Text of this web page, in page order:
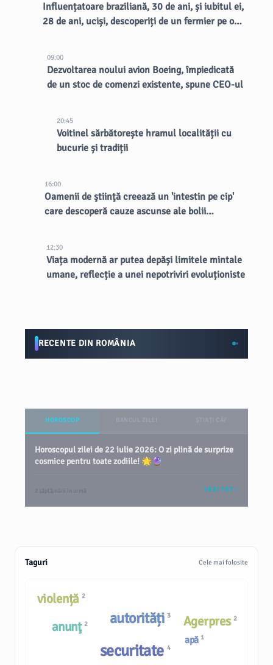
Influențatoare braziliană, 30 de ani, și iubitul ei,
28 de ani, uciși, descoperiți de un fermier pe o
09:00
Dezvoltarea noului avion Boeing, împiedicată
de un stoc de comenzi existente, spune CEO-ul
20:45
Voitinel sărbătorește hramul localității cu
bucurie și tradiții
16:00
Oamenii de ştiinţă creează un 'intestin pe cip'
care descoperă cauze ascunse ale bolii
12:30
Viața modernă ar putea depăși limitele mintale
umane, reflecție a unei nepotriviri evoluționiste
RECENTE DIN ROMÂNIA
HOROSCOP
Horoscopul zilei de 22 iulie 2026: O zi plină de surprize
cosmice pentru toate zodiile! 🌟🔮
2 săptămâni în urmă VEZI TOT
Taguri Cele mai folosite
violență 2
Agerpres 2
anunţ 2
apă 1
autorități 3
securitate 4